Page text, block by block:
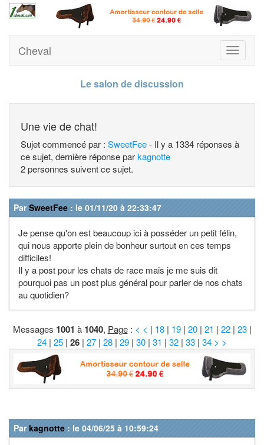
Toggle
Cheval
Le salon de discussion
Une vie de chat!
Sujet commencé par : SweetFee- Il y a 1334 réponses à
ce sujet, dernière réponse parkagnotte
2 personnes suivent ce sujet.
ParSweetFee : le 01/11/20 à 22:33:47
Je pense qu'on est beaucoup ici à posséder un petit félin,
qui nous apporte plein de bonheur surtout en ces temps
difficiles!
Il y a post pour les chats de race mais je me suis dit
pourquoi pas un post plus général pour parler de nos chats
au quotidien?
Messages 1001 à 1040, Page: < < | 18| 19| 20| 21 | 22| 23|
24 | 25 | 26 | 27 | 28 | 29 | 30 | 31 | 32 | 33 | 34 > >
Parkagnotte : le 04/06/25 à 10:59:24